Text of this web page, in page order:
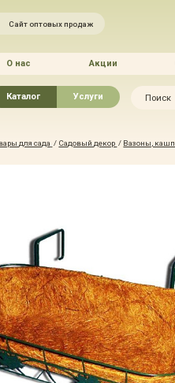
Сайт оптовых продаж
О нас Акции
Каталог
растения
Водные растения
озеленения
растения
для сада
удобрения, отсыпка
товары
Крупномеры
Услуги
Благоустройство и
Портфолио
Правила оказания услуг
Доставка
Оплата
Гарантии
Автополив
для сада / Садовый декор / Вазоны,